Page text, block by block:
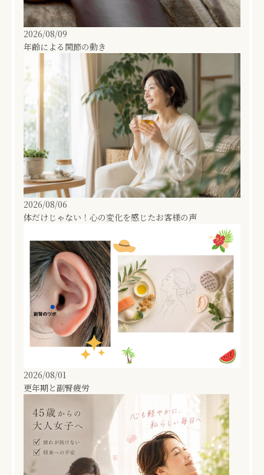
2026/08/09
年齢による関節の動き
2026/08/06
体だけじゃない！心の変化を感じたお客様の声
2026/08/01
更年期と副腎疲労